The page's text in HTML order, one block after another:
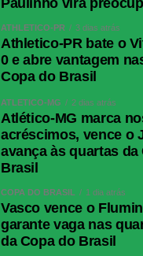
ATHLETICO-PR 3 dias atrás
Athletico-PR bate o
0 e abre vantagem
Copa do Brasil
ATLÉTICO-MG 2 dias atrás
Atlético-MG marca
acréscimos, vence o
avança às quartas da
Brasil
COPA DO BRASIL 1 dia atrás
Vasco vence o
garante vaga nas
da Copa do Brasil